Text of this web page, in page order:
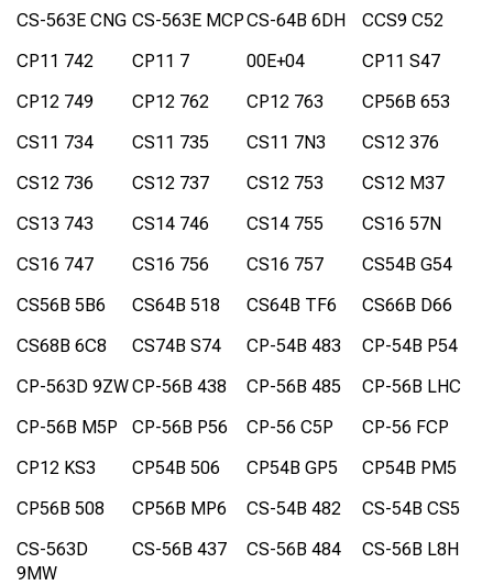
CS-563E CNG CS-563E MCPCS-64B 6DH
CCS9 C52
CP11 742
CP11 7 00E+04
CP11 S47
CP12 749
CP12 762 CP12 763
CP56B 653
CS11 734
CS11 735 CS11 7N3
CS12 376
CS12 736
CS12 737 CS12 753
CS12 M37
CS13 743
CS14 746 CS14 755
CS16 57N
CS16 747
CS16 756 CS16 757
CS54B G54
CS56B 5B6
CS64B 518 CS64B TF6
CS66B D66
CS68B 6C8
CS74B S74 CP-54B 483
CP-54B P54
CP-563D 9ZWCP-56B 438 CP-56B 485
CP-56B LHC
CP-56B M5P
CP-56B P56 CP-56 C5P
CP-56 FCP
CP12 KS3
CP54B 506 CP54B GP5
CP54B PM5
CP56B 508
CP56B MP6 CS-54B 482
CS-54B CS5
CS-563D
9MW
CS-56B 437 CS-56B 484 CS-56B L8H